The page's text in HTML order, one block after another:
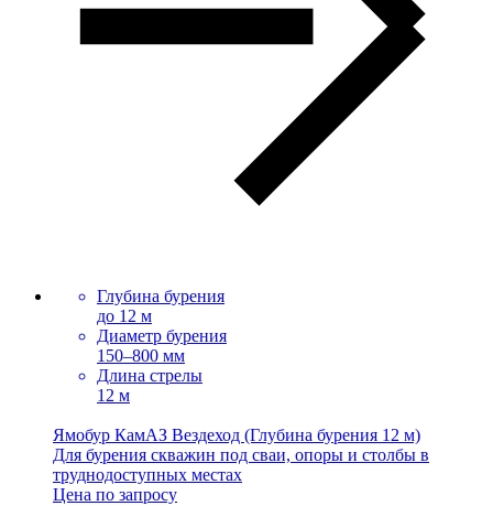
Глубина бурения
до 12 м
Диаметр бурения
150–800 мм
Длина стрелы
12 м
Ямобур КамАЗ Вездеход (Глубина бурения 12 м)
Для бурения скважин под сваи, опоры и столбы в
труднодоступных местах
Цена по запросу